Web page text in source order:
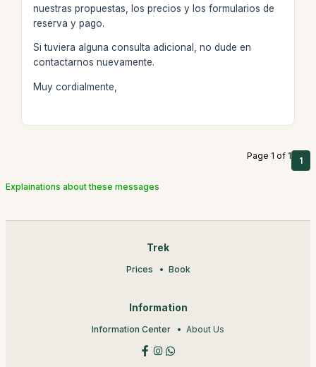
nuestras propuestas, los precios y los formularios de
reserva y pago.
Si tuviera alguna consulta adicional, no dude en
contactarnos nuevamente.
Muy cordialmente,
Page 1 of 1 1
Explainations about these messages
Trek
Prices Book
Information
Information Center About Us